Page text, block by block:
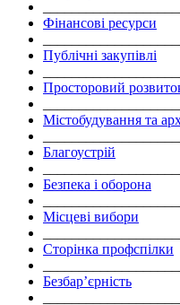
Фінансові ресурси
Публічні закупівлі
Просторовий
Містобудування та
Благоустрій
Безпека і оборона
Місцеві вибори
Сторінка профспілки
Безбар’єрність